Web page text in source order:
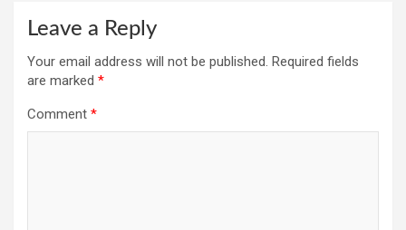
Leave a Reply
Your email address will not be published. Required fields
are marked *
Comment *